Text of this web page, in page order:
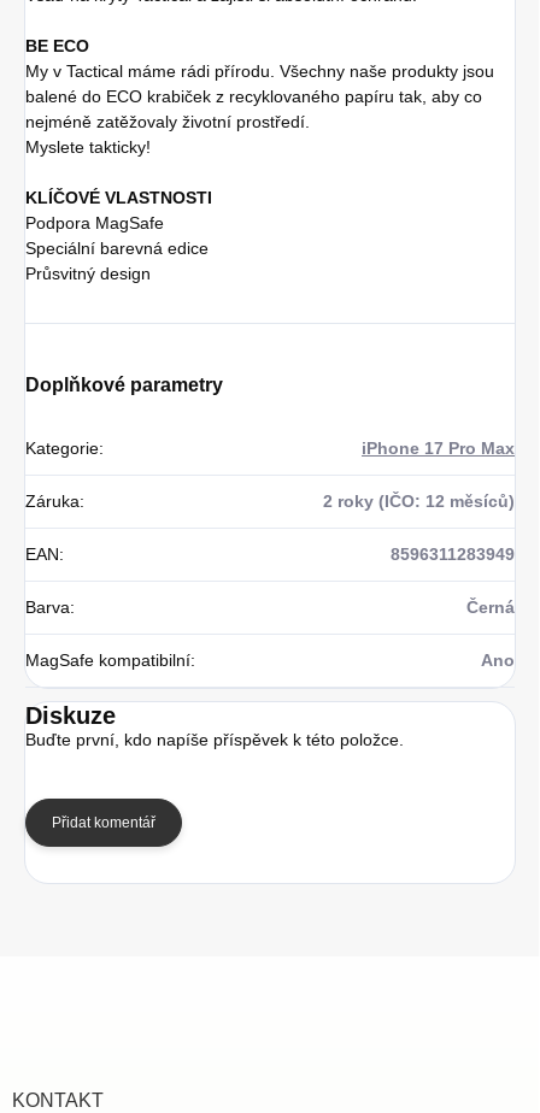
BE ECO
My v Tactical máme rádi přírodu. Všechny naše produkty jsou
balené do ECO krabiček z recyklovaného papíru tak, aby co
nejméně zatěžovaly životní prostředí.
Myslete takticky!
KLÍČOVÉ VLASTNOSTI
Podpora MagSafe
Speciální barevná edice
Průsvitný design
Doplňkové parametry
Kategorie: iPhone 17 Pro Max
Záruka: 2 roky (IČO: 12 měsíců)
EAN: 8596311283949
Barva: Černá
MagSafe kompatibilní: Ano
Diskuze
Buďte první, kdo napíše příspěvek k této položce.
Přidat komentář
KONTAKT